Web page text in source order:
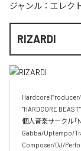
ジャンル： エレク
RIZARDI
Hardcore
”HARDCORE BEAST”
個人音楽サークル「
Gabba/Uptempo/
Composer/DJ/